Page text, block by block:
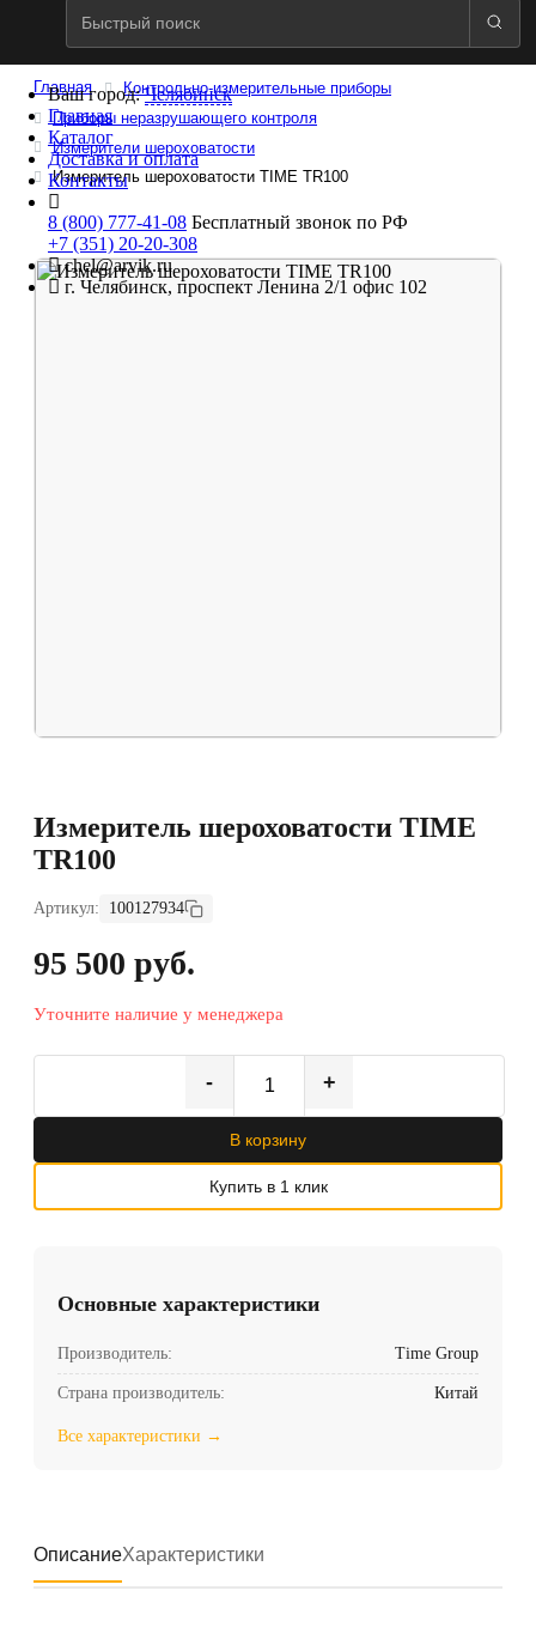
Ваш город:Челябинск
Главная
Каталог
Доставка и оплата
Контакты
8 (800) 777-41-08 Бесплатный звонок по РФ
+7 (351) 20-20-308
chel@arvik.ru
г. Челябинск, проспект Ленина 2/1 офис 102
Главная
Контрольно-измерительные приборы
Приборы неразрушающего контроля
Измерители шероховатости
Измеритель шероховатости TIME TR100
Измеритель шероховатости TIME
TR100
Артикул: 100127934
95 500 руб.
Уточните наличие у менеджера
- +
В корзину
Купить в 1 клик
Основные характеристики
Производитель: Time Group
Страна производитель: Китай
Все характеристики →
ОписаниеХарактеристики